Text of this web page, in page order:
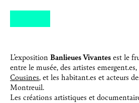
L’exposition Banlieues Vivantesest le
entre le musée, des artistes
Cousines, et les habitant.es et acteurs
Montreuil.
Les créations artistiques et